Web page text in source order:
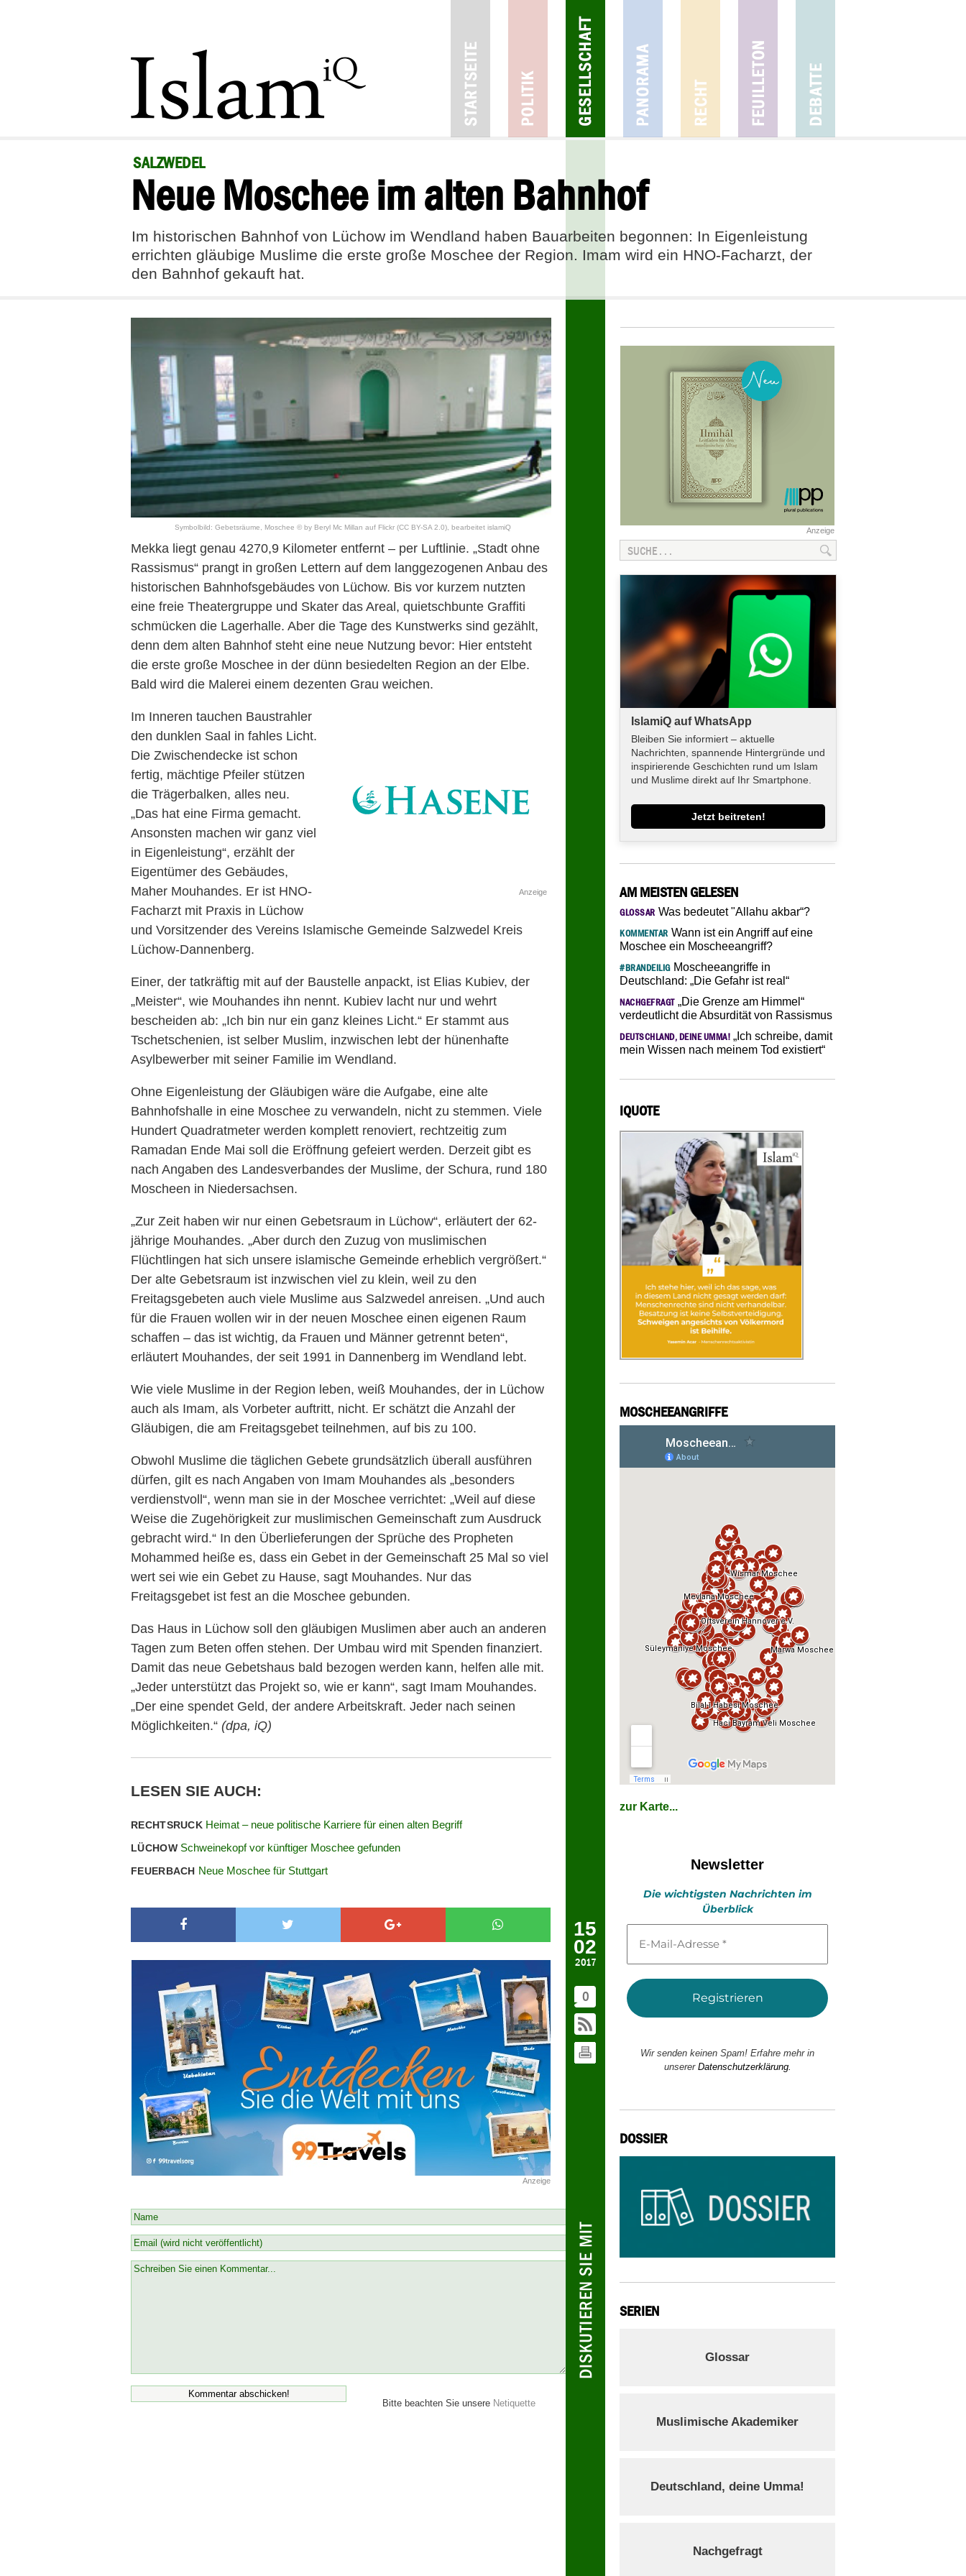
SALZWEDEL
Neue Moschee im alten Bahnhof
Im historischen Bahnhof von Lüchow im Wendland haben Bauarbeiten begonnen: In Eigenleistung
errichten gläubige Muslime die erste große Moschee der Region. Imam wird ein HNO-Facharzt, der
den Bahnhof gekauft hat.
15
02
2017
0
Symbolbild: Gebetsräume, Moschee © by Beryl Mc Millan auf Flickr (CC BY-SA 2.0) , bearbeitet islamiQ
Mekka liegt genau 4270,9 Kilometer entfernt – per Luftlinie. „Stadt ohne
Rassismus“ prangt in großen Lettern auf dem langgezogenen Anbau des
historischen Bahnhofsgebäudes von Lüchow. Bis vor kurzem nutzten
eine freie Theatergruppe und Skater das Areal, quietschbunte Graffiti
schmücken die Lagerhalle. Aber die Tage des Kunstwerks sind gezählt,
denn dem alten Bahnhof steht eine neue Nutzung bevor: Hier entsteht
die erste große Moschee in der dünn besiedelten Region an der Elbe.
Bald wird die Malerei einem dezenten Grau weichen.
Anzeige
Im Inneren tauchen Baustrahler
den dunklen Saal in fahles Licht.
Die Zwischendecke ist schon
fertig, mächtige Pfeiler stützen
die Trägerbalken, alles neu.
„Das hat eine Firma gemacht.
Ansonsten machen wir ganz viel
in Eigenleistung“, erzählt der
Eigentümer des Gebäudes,
Maher Mouhandes. Er ist HNO-
Facharzt mit Praxis in Lüchow
und Vorsitzender des Vereins Islamische Gemeinde Salzwedel Kreis
Lüchow-Dannenberg.
Einer, der tatkräftig mit auf der Baustelle anpackt, ist Elias Kubiev, der
„Meister“, wie Mouhandes ihn nennt. Kubiev lacht nur und wehrt
bescheiden ab: „Ich bin nur ein ganz kleines Licht.“ Er stammt aus
Tschetschenien, ist selber Muslim, inzwischen lebt der hünenhafte
Asylbewerber mit seiner Familie im Wendland.
Ohne Eigenleistung der Gläubigen wäre die Aufgabe, eine alte
Bahnhofshalle in eine Moschee zu verwandeln, nicht zu stemmen. Viele
Hundert Quadratmeter werden komplett renoviert, rechtzeitig zum
Ramadan Ende Mai soll die Eröffnung gefeiert werden. Derzeit gibt es
nach Angaben des Landesverbandes der Muslime, der Schura, rund 180
Moscheen in Niedersachsen.
„Zur Zeit haben wir nur einen Gebetsraum in Lüchow“, erläutert der 62-
jährige Mouhandes. „Aber durch den Zuzug von muslimischen
Flüchtlingen hat sich unsere islamische Gemeinde erheblich vergrößert.“
Der alte Gebetsraum ist inzwischen viel zu klein, weil zu den
Freitagsgebeten auch viele Muslime aus Salzwedel anreisen. „Und auch
für die Frauen wollen wir in der neuen Moschee einen eigenen Raum
schaffen – das ist wichtig, da Frauen und Männer getrennt beten“,
erläutert Mouhandes, der seit 1991 in Dannenberg im Wendland lebt.
Wie viele Muslime in der Region leben, weiß Mouhandes, der in Lüchow
auch als Imam, als Vorbeter auftritt, nicht. Er schätzt die Anzahl der
Gläubigen, die am Freitagsgebet teilnehmen, auf bis zu 100.
Obwohl Muslime die täglichen Gebete grundsätzlich überall ausführen
dürfen, gilt es nach Angaben von Imam Mouhandes als „besonders
verdienstvoll“, wenn man sie in der Moschee verrichtet: „Weil auf diese
Weise die Zugehörigkeit zur muslimischen Gemeinschaft zum Ausdruck
gebracht wird.“ In den Überlieferungen der Sprüche des Propheten
Mohammed heiße es, dass ein Gebet in der Gemeinschaft 25 Mal so viel
wert sei wie ein Gebet zu Hause, sagt Mouhandes. Nur das
Freitagsgebet ist fest an die Moschee gebunden.
Das Haus in Lüchow soll den gläubigen Muslimen aber auch an anderen
Tagen zum Beten offen stehen. Der Umbau wird mit Spenden finanziert.
Damit das neue Gebetshaus bald bezogen werden kann, helfen alle mit.
„Jeder unterstützt das Projekt so, wie er kann“, sagt Imam Mouhandes.
„Der eine spendet Geld, der andere Arbeitskraft. Jeder nach seinen
Möglichkeiten.“ (dpa, iQ)
LESEN SIE AUCH:
RECHTSRUCK Heimat – neue politische Karriere für einen alten Begriff
LÜCHOW Schweinekopf vor künftiger Moschee gefunden
FEUERBACH Neue Moschee für Stuttgart
Anzeige
Bitte beachten Sie unsere Netiquette
Anzeige
IslamiQ auf WhatsApp
Bleiben Sie informiert – aktuelle
Nachrichten, spannende Hintergründe und
inspirierende Geschichten rund um Islam
und Muslime direkt auf Ihr Smartphone.
Jetzt beitreten!
AM MEISTEN GELESEN
GLOSSAR Was bedeutet "Allahu akbar“?
KOMMENTAR Wann ist ein Angriff auf eine
Moschee ein Moscheeangriff?
#BRANDEILIGMoscheeangriffe in
Deutschland: „Die Gefahr ist real“
NACHGEFRAGT„Die Grenze am Himmel“
verdeutlicht die Absurdität von Rassismus
DEUTSCHLAND, DEINE UMMA! „Ich schreibe, damit
mein Wissen nach meinem Tod existiert“
IQUOTE
MOSCHEEANGRIFFE
zur Karte...
Newsletter
Die wichtigsten Nachrichten im
Überblick
Mail-
*
Wir senden keinen Spam! Erfahre mehr in
unserer Datenschutzerklärung.
DOSSIER
SERIEN
Glossar
Muslimische Akademiker
Deutschland, deine Umma!
Nachgefragt